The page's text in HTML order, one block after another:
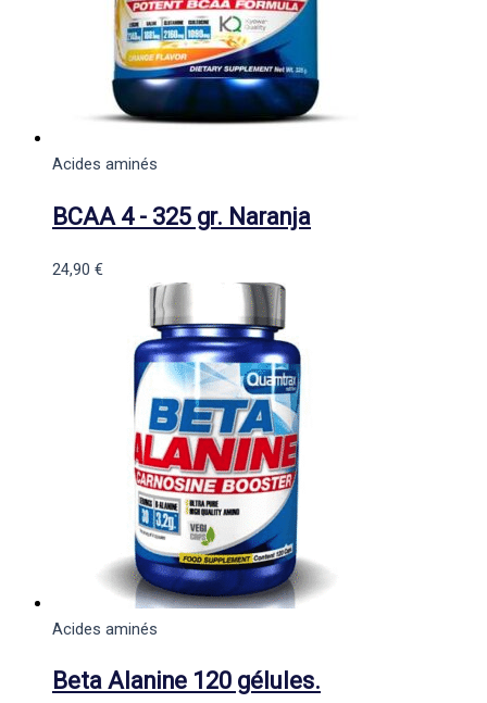
Acides aminés
BCAA 4 - 325 gr. Naranja
24,90 €
Acides aminés
Beta Alanine 120 gélules.